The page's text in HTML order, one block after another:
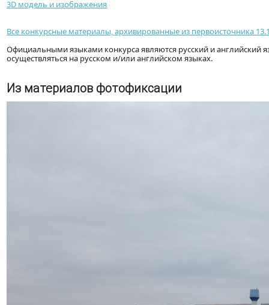
3D модель и изображения
Все конкурсные материалы, архивированные из первоисточника
Официальными языками конкурса являются русский и
осуществляться на русском и/или английском языках.
Из материалов фотофиксации